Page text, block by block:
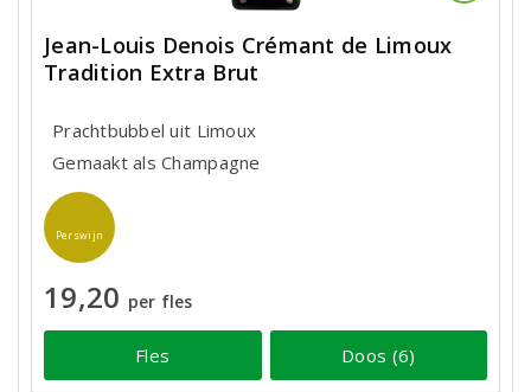
Jean-Louis Denois Crémant de Limoux
Tradition Extra Brut
Prachtbubbel uit Limoux
Gemaakt als Champagne
Perswijn
19,20 per fles
Fles Doos (6)